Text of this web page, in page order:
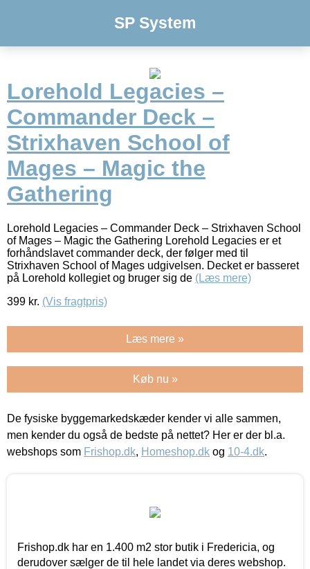
SP System
Lorehold Legacies –
Commander Deck –
Strixhaven School of
Mages – Magic the
Gathering
Lorehold Legacies – Commander Deck – Strixhaven School
of Mages – Magic the Gathering Lorehold Legacies er et
forhåndslavet commander deck, der følger med til
Strixhaven School of Mages udgivelsen. Decket er basseret
på Lorehold kollegiet og bruger sig de (Læs mere)
399 kr. (Vis fragtpris)
Læs mere »
Køb nu »
De fysiske byggemarkedskæder kender vi alle sammen,
men kender du også de bedste på nettet? Her er der bl.a.
webshops som Frishop.dk, Homeshop.dk og 10-4.dk.
Frishop.dk har en 1.400 m2 stor butik i Fredericia, og
derudover sælger de til hele landet via deres webshop.